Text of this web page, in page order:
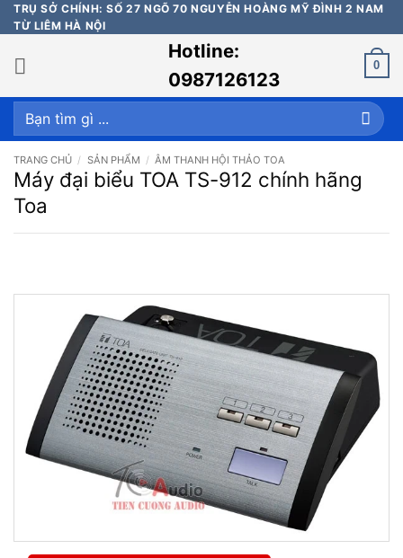
Bỏ
qua
nội
dung
TRỤ SỞ CHÍNH: SỐ 27 NGÕ 70 NGUYỄN HOÀNG MỸ ĐÌNH 2 NAM
TỪ LIÊM HÀ NỘI
Hotline:
0987126123
0
Tìm
kiếm:
TRANG CHỦ / SẢN PHẨM / ÂM THANH HỘI THẢO TOA
Máy đại biểu TOA TS-912 chính hãng
Toa